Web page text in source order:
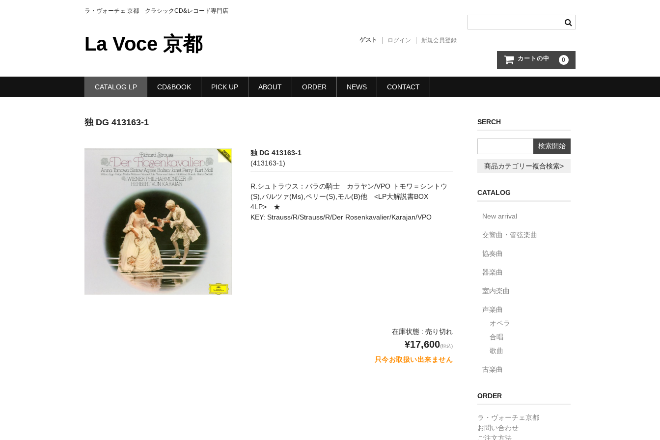
ラ・ヴォーチェ 京都 クラシックCD&レコード専門店
La Voce 京都 ゲスト ログイン 新規会員登録
カートの中 0
CATALOG LP CD&BOOK PICK UP ABOUT ORDER NEWS CONTACT
独 DG 413163-1
独 DG 413163-1
(413163-1)
R.シュトラウス：バラの騎士 カラヤン/VPO トモワ＝シントウ
(S),バルツァ(Ms),ペリー(S),モル(B)他 <LP大解説書BOX
4LP> ★
KEY: Strauss/R/Strauss/R/Der Rosenkavalier/Karajan/VPO
在庫状態 : 売り切れ
¥17,600(税込)
只今お取扱い出来ません
SERCH
商品カテゴリー複合検索>
CATALOG
New arrival
交響曲・管弦楽曲
協奏曲
器楽曲
室内楽曲
声楽曲
オペラ
合唱
歌曲
古楽曲
ORDER
ラ・ヴォーチェ京都
お問い合わせ
ご注文方法